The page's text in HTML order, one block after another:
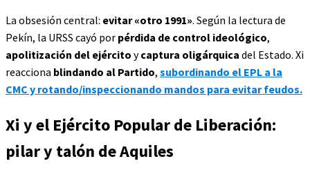
La obsesión central: evitar «otro 1991». Según la lectura de
Pekín, la URSS cayó por pérdida de control ideológico,
apolitización del ejército ycaptura oligárquica del Estado. Xi
reacciona blindando al Partido, subordinando el EPL a la
CMC y rotando/inspeccionando mandos para evitar feudos.
Xi y el Ejército Popular de Liberación:
pilar y talón de Aquiles